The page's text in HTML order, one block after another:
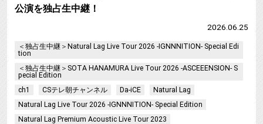
公演を独占生中継！
2026.06.25
＜独占生中継＞Natural Lag Live Tour 2026 -IGNNNITION- Special Edi
tion
＜独占生中継＞SOTA HANAMURA Live Tour 2026 -ASCEEENSION- S
pecial Edition
ch1
CSテレ朝チャンネル Da-iCE
Natural Lag
Natural Lag Live Tour 2026 -IGNNNITION- Special Edition
Natural Lag Premium Acoustic Live Tour 2023